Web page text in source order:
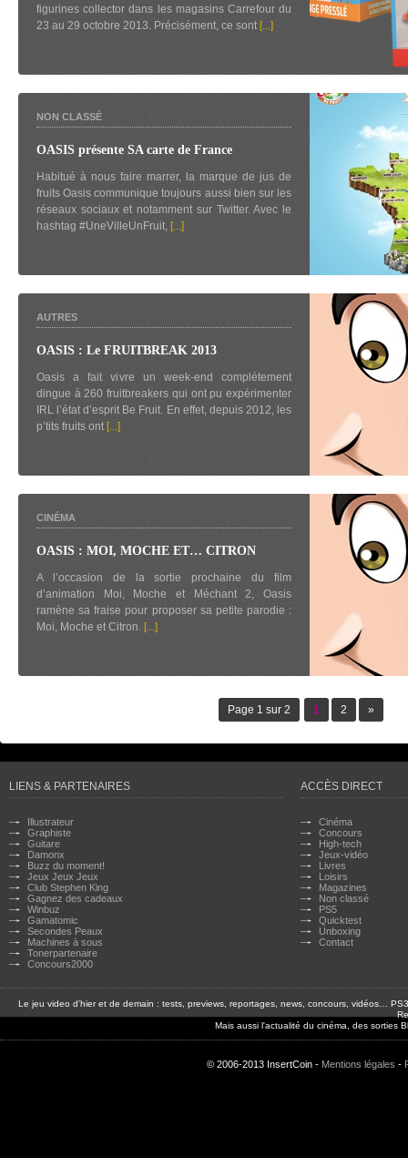
figurines collector dans les magasins Carrefour du
23 au 29 octobre 2013. Précisément, ce sont [...]
NON CLASSÉ
OASIS présente SA carte de France
Habitué à nous faire marrer, la marque de jus de
fruits Oasis communique toujours aussi bien sur les
réseaux sociaux et notamment sur Twitter. Avec le
hashtag #UneVilleUnFruit, [...]
AUTRES
OASIS : Le FRUITBREAK 2013
Oasis a fait vivre un week-end complétement
dingue à 260 fruitbreakers qui ont pu expérimenter
IRL l’état d’esprit Be Fruit. En effet, depuis 2012, les
p’tits fruits ont [...]
CINÉMA
OASIS : MOI, MOCHE ET… CITRON
A l’occasion de la sortie prochaine du film
d’animation Moi, Moche et Méchant 2, Oasis
ramène sa fraise pour proposer sa petite parodie :
Moi, Moche et Citron. [...]
Page 1 sur 2 1 2 »
LIENS & PARTENAIRES
Illustrateur
Graphiste
Guitare
Damonx
Buzz du moment!
Jeux Jeux Jeux
Club Stephen King
Gagnez des cadeaux
Winbuz
Gamatomic
Secondes Peaux
Machines à sous
Tonerpartenaire
Concours2000
ACCÈS DIRECT
Cinéma
Concours
High-tech
Jeux-vidéo
Livres
Loisirs
Magazines
Non classé
PS5
Quicktest
Unboxing
Contact
Le jeu video d'hier et de demain : tests, previews, reportages, news, concours, vidéos…
Mais aussi l'actualité du cinéma, des sorties
© 2006-2013 InsertCoin - Mentions légales -